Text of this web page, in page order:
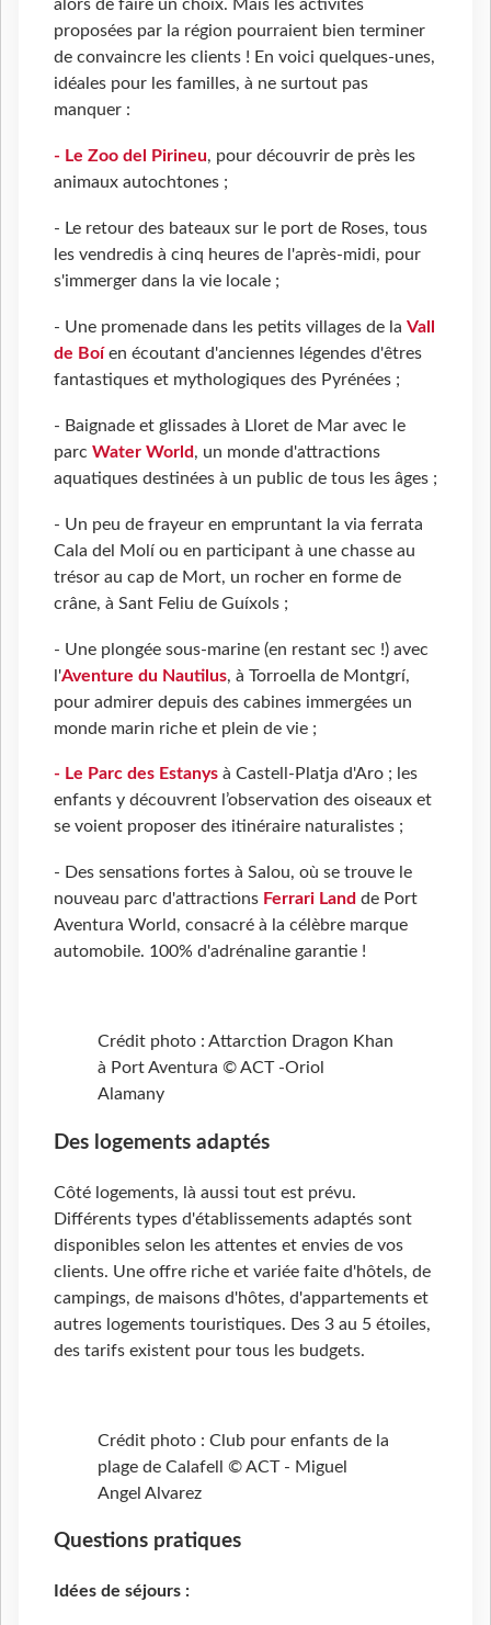
alors de faire un choix. Mais les activités
proposées par la région pourraient bien terminer
de convaincre les clients ! En voici quelques-unes,
idéales pour les familles, à ne surtout pas
manquer :
- Le Zoo del Pirineu, pour découvrir de près les
animaux autochtones ;
- Le retour des bateaux sur le port de Roses, tous
les vendredis à cinq heures de l'après-midi, pour
s'immerger dans la vie locale ;
- Une promenade dans les petits villages de la Vall
de Boíen écoutant d'anciennes légendes d'êtres
fantastiques et mythologiques des Pyrénées ;
- Baignade et glissades à Lloret de Mar avec le
parc Water World, un monde d'attractions
aquatiques destinées à un public de tous les âges ;
- Un peu de frayeur en empruntant la via ferrata
Cala del Molí ou en participant à une chasse au
trésor au cap de Mort, un rocher en forme de
crâne, à Sant Feliu de Guíxols ;
- Une plongée sous-marine (en restant sec !) avec
l'Aventure du Nautilus, à Torroella de Montgrí,
pour admirer depuis des cabines immergées un
monde marin riche et plein de vie ;
- Le Parc des Estanys à Castell-Platja d'Aro ; les
enfants y découvrent l’observation des oiseaux et
se voient proposer des itinéraire naturalistes ;
- Des sensations fortes à Salou, où se trouve le
nouveau parc d'attractions Ferrari Land de Port
Aventura World, consacré à la célèbre marque
automobile. 100% d'adrénaline garantie !
Crédit photo : Attarction Dragon Khan
à Port Aventura © ACT -Oriol
Alamany
Des logements adaptés
Côté logements, là aussi tout est prévu.
Différents types d'établissements adaptés sont
disponibles selon les attentes et envies de vos
clients. Une offre riche et variée faite d'hôtels, de
campings, de maisons d'hôtes, d'appartements et
autres logements touristiques. Des 3 au 5 étoiles,
des tarifs existent pour tous les budgets.
Crédit photo : Club pour enfants de la
plage de Calafell © ACT - Miguel
Angel Alvarez
Questions pratiques
Idées de séjours :